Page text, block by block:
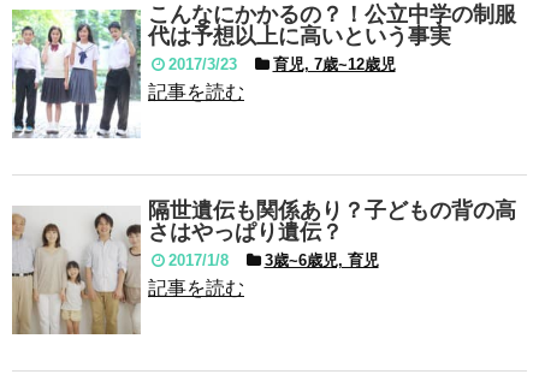
こんなにかかるの？！公立中学の制服
代は予想以上に高いという事実
2017/3/23 育児, 7歳~12歳児
記事を読む
隔世遺伝も関係あり？子どもの背の高
さはやっぱり遺伝？
2017/1/8 3歳~6歳児, 育児
記事を読む